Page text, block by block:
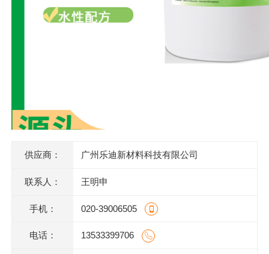
供应商： 广州乐迪新材料科技有限公司
联系人： 王明申
手机： 020-39006505
电话： 13533399706